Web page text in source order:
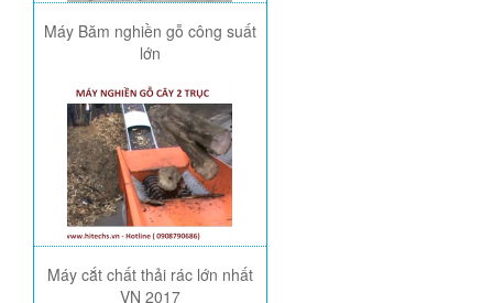
Máy Băm nghiền gỗ công suất
lớn
Máy cắt chất thải rác lớn nhất
VN 2017